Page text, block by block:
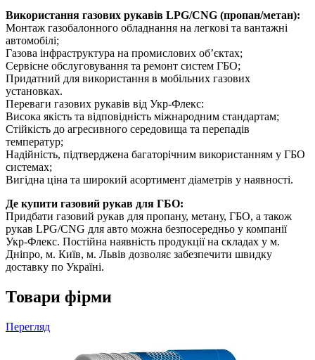
Використання газових рукавів LPG/CNG (пропан/метан):
Монтаж газобалонного обладнання на легкові та вантажні
автомобілі;
Газова інфраструктура на промислових об’єктах;
Сервісне обслуговування та ремонт систем ГБО;
Придатний для використання в мобільних газових
установках.
Переваги газових рукавів від Укр-Флекс:
Висока якість та відповідність міжнародним стандартам;
Стійкість до агресивного середовища та перепадів
температур;
Надійність, підтверджена багаторічним використанням у ГБО
системах;
Вигідна ціна та широкий асортимент діаметрів у наявності.
Де купити газовий рукав для ГБО:
Придбати газовий рукав для пропану, метану, ГБО, а також
рукав LPG/CNG для авто можна безпосередньо у компанії
Укр-Флекс. Постійна наявність продукції на складах у м.
Дніпро, м. Київ, м. Львів дозволяє забезпечити швидку
доставку по Україні.
Товари фірми
Перегляд